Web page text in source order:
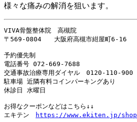
様々な痛みの解消を狙います。
VIVA骨盤整体院　高槻院
〒569-0804　　大阪府高槻市紺屋町6-16
予約優先制
電話番号 072-669-7688
交通事故治療専用ダイヤル 0120-110-900
駐車場 近隣有料コインパーキングあり
休診日 水曜日
お得なクーポンなどはこちら↓↓
エキテン
https://www.ekiten.jp/